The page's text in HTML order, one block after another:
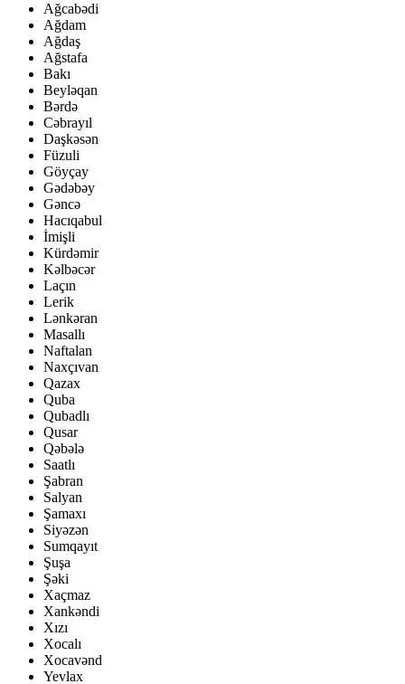
Ağcabədi
Ağdam
Ağdaş
Ağstafa
Bakı
Beyləqan
Bərdə
Cəbrayıl
Daşkəsən
Füzuli
Göyçay
Gədəbəy
Gəncə
Hacıqabul
İmişli
Kürdəmir
Kəlbəcər
Laçın
Lerik
Lənkəran
Masallı
Naftalan
Naxçıvan
Qazax
Quba
Qubadlı
Qusar
Qəbələ
Saatlı
Şabran
Salyan
Şamaxı
Siyəzən
Sumqayıt
Şuşa
Şəki
Xaçmaz
Xankəndi
Xızı
Xocalı
Xocavənd
Yevlax